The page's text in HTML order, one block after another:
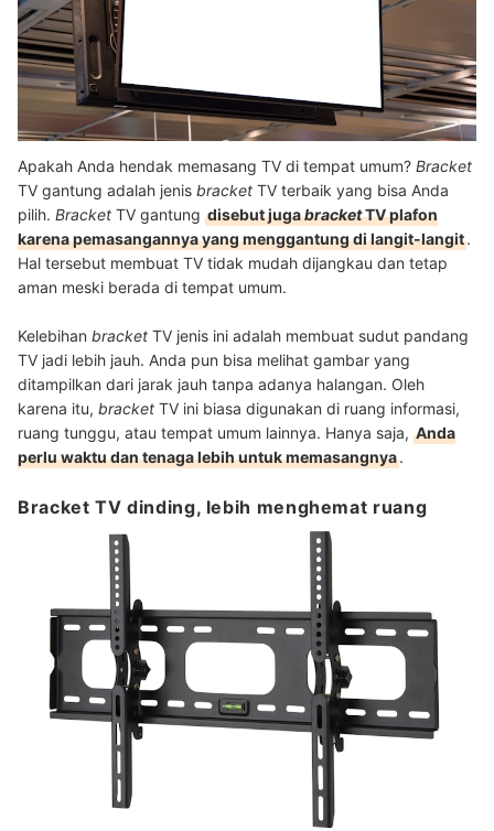
Apakah Anda hendak memasang TV di tempat umum? Bracket
TV gantung adalah jenis bracket TV terbaik yang bisa Anda
pilih. Bracket TV gantung disebut jugabracketTV plafon
karena pemasangannya yang menggantung di langit-langit.
Hal tersebut membuat TV tidak mudah dijangkau dan tetap
aman meski berada di tempat umum.
Kelebihan bracket TV jenis ini adalah membuat sudut pandang
TV jadi lebih jauh. Anda pun bisa melihat gambar yang
ditampilkan dari jarak jauh tanpa adanya halangan. Oleh
karena itu, bracket TV ini biasa digunakan di ruang informasi,
ruang tunggu, atau tempat umum lainnya. Hanya saja, Anda
perlu waktu dan tenaga lebih untuk memasangnya.
Bracket TV dinding, lebih menghemat ruang